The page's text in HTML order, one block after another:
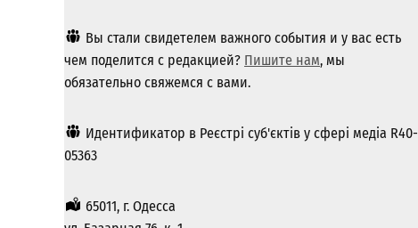
Вы стали свидетелем важного события и у вас есть
чем поделится с редакцией? Пишите нам, мы
обязательно свяжемся с вами.
Идентификатор в Реєстрі суб'єктів у сфері медіа R40-
05363
65011, г. Одесса